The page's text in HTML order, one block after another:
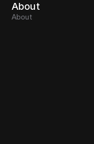
About
About